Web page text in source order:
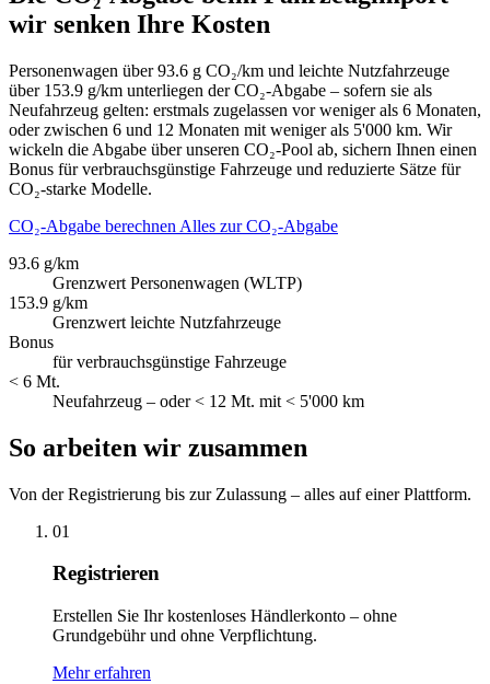
wir senken Ihre Kosten
Personenwagen über 93.6 g CO₂/km und leichte Nutzfahrzeuge
über 153.9 g/km unterliegen der CO₂-Abgabe – sofern sie als
Neufahrzeug gelten: erstmals zugelassen vor weniger als 6 Monaten,
oder zwischen 6 und 12 Monaten mit weniger als 5'000 km. Wir
wickeln die Abgabe über unseren CO₂-Pool ab, sichern Ihnen einen
Bonus für verbrauchsgünstige Fahrzeuge und reduzierte Sätze für
CO₂-starke Modelle.
CO₂-Abgabe berechnen Alles zur CO₂-Abgabe
93.6 g/km
Grenzwert Personenwagen (WLTP)
153.9 g/km
Grenzwert leichte Nutzfahrzeuge
Bonus
für verbrauchsgünstige Fahrzeuge
< 6 Mt.
Neufahrzeug – oder < 12 Mt. mit < 5'000 km
So arbeiten wir zusammen
Von der Registrierung bis zur Zulassung – alles auf einer Plattform.
01
Registrieren
Erstellen Sie Ihr kostenloses Händlerkonto – ohne
Grundgebühr und ohne Verpflichtung.
Mehr erfahren